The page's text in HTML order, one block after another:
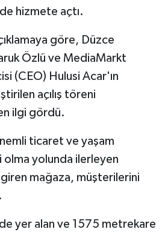
hizmete açtı.
göre, Düzce
Özlü ve MediaMarkt
(CEO) Hulusi Acar'ın
açılış töreni
ilgi gördü.
ticaret ve yaşam
yolunda ilerleyen
mağaza, müşterilerini
yer alan ve 1575 metrekare